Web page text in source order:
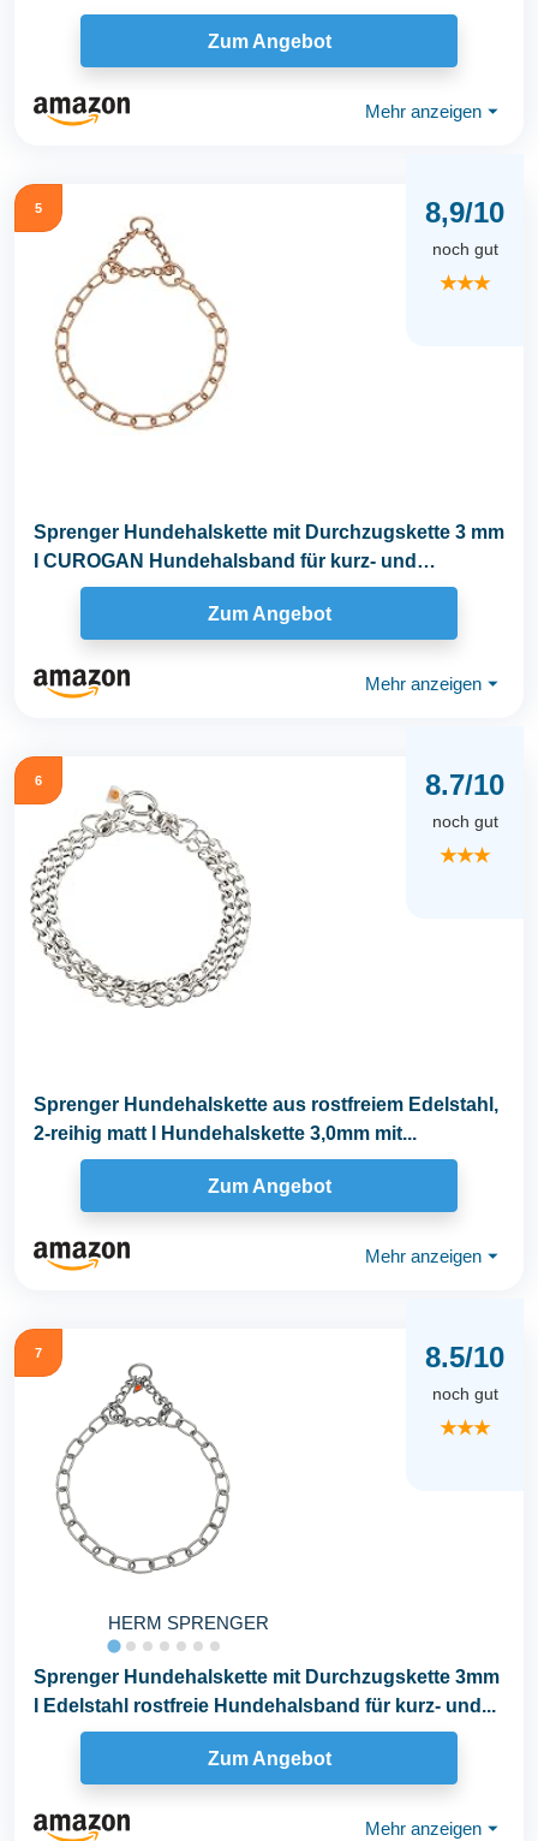
Zum Angebot
Mehr anzeigen ⏷
5 8,9/10
noch gut
★★★
Sprenger Hundehalskette mit Durchzugskette 3 mm
I CUROGAN Hundehalsband für kurz- und
langhaar...
Zum Angebot
Mehr anzeigen ⏷
6 8.7/10
noch gut
★★★
Sprenger Hundehalskette aus rostfreiem Edelstahl,
2-reihig matt l Hundehalskette 3,0mm mit...
Zum Angebot
Mehr anzeigen ⏷
7
HERM SPRENGER
8.5/10
noch gut
★★★
Sprenger Hundehalskette mit Durchzugskette 3mm
I Edelstahl rostfreie Hundehalsband für kurz- und...
Zum Angebot
Mehr anzeigen ⏷